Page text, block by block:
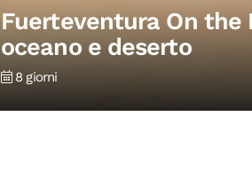
Fuerteventura On the
oceano e deserto
8 giorni